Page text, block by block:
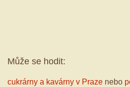
Může se hodit:
cukrárny a kavárny v Praze nebo